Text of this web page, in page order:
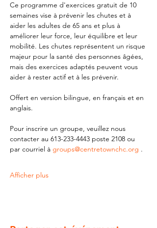
Ce programme d'exercices gratuit de 10
semaines vise à prévenir les chutes et à
aider les adultes de 65 ans et plus à
améliorer leur force, leur équilibre et leur
mobilité. Les chutes représentent un risque
majeur pour la santé des personnes âgées,
mais des exercices adaptés peuvent vous
aider à rester actif et à les prévenir.
Offert en version bilingue, en français et en
anglais.
Pour inscrire un groupe, veuillez nous
contacter au 613-233-4443 poste 2108 ou
par courriel à groups@centretownchc.org .
Afficher plus